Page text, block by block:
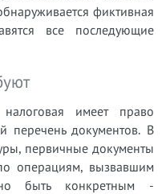
фиктивная
все последующие
имеет право
перечень документов. В
первичные документы
операциям, вызвавшим
быть конкретным -